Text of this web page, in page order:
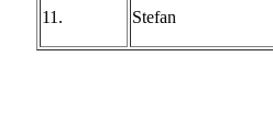
11. Stefan